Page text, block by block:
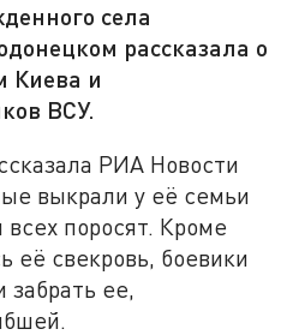
села
рассказала о
Киева и
ВСУ.
РИА Новости
выкрали у её семьи
поросят. Кроме
её свекровь, боевики
ее,